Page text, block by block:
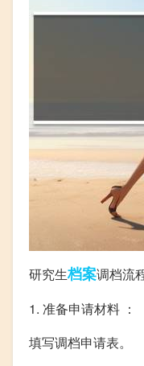
研究生档案调档流
1. 准备申请材料 ：
填写调档申请表。